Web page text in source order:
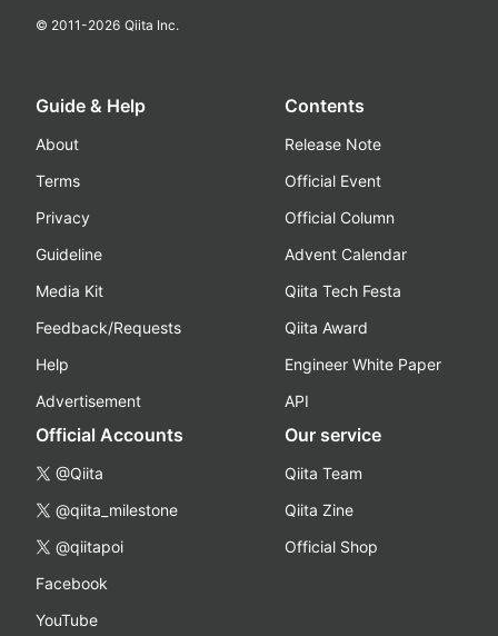
© 2011-2026 Qiita Inc.
Guide & Help
About
Terms
Privacy
Guideline
Media Kit
Feedback/Requests
Help
Advertisement
Contents
Release Note
Official Event
Official Column
Advent Calendar
Qiita Tech Festa
Qiita Award
Engineer White Paper
API
Official Accounts
@Qiita
@qiita_milestone
@qiitapoi
Facebook
YouTube
Our service
Qiita Team
Qiita Zine
Official Shop